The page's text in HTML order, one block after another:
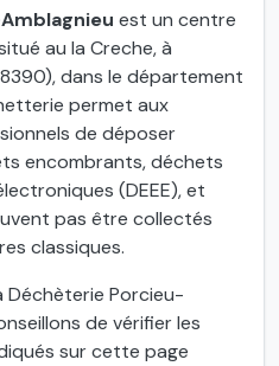
est un centre
au la Creche, à
dans le département
permet aux
de déposer
encombrants, déchets
(DEEE), et
pas être collectés
classiques.
Déchèterie Porcieu-
de vérifier les
sur cette page